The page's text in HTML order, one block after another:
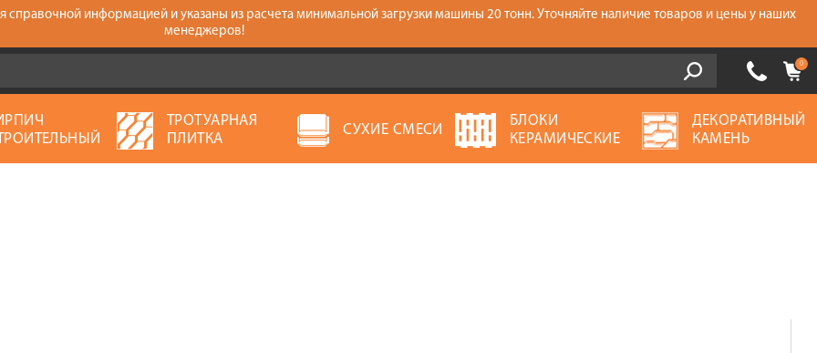
справочной информацией и указаны из расчета минимальной загрузки машины 20 тонн. Уточняйте наличие товаров и цены у наших
менеджеров!
0
ТРОТУАРНАЯ
ПЛИТКА
СУХИЕ СМЕСИ
БЛОКИ
КЕРАМИЧЕСКИЕ
ДЕКОРАТИВНЫЙ
КАМЕНЬ